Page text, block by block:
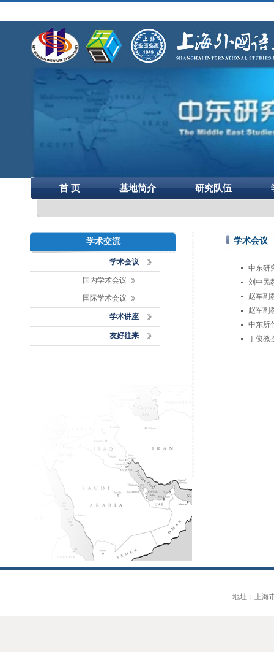
首 页 基地简介 研究队伍
学术交流
学术会议
国内学术会议
国际学术会议
学术讲座
友好往来
学术会议
中东研
刘中民
赵军副
赵军副
中东所
丁俊教
地址：上海